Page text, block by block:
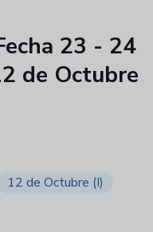
23 - 24
de Octubre
12 de Octubre (I)